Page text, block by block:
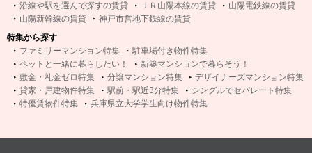
沿線や駅を選んで探すの賃貸
ＪＲ山陽本線の賃貸
山陽電鉄線の賃貸
山陽新幹線の賃貸
神戸市営地下鉄線の賃貸
特集から探す
ファミリーマンション特集
駐車場付き物件特集
ペットと一緒に暮らしたい！
新築マンションで暮らそう！
敷金・礼金ゼロ特集
分譲マンション特集
デザイナーズマンション特集
貸家・戸建物件特集
駅前・駅近3分特集
シングルでセパレート特集
特優賃物件特集
兵庫県立大学学生向け物件特集